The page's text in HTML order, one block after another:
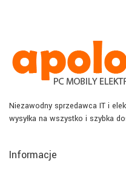
Niezawodny sprzedawca IT i
wysyłka na wszystko i szybka
Informacje